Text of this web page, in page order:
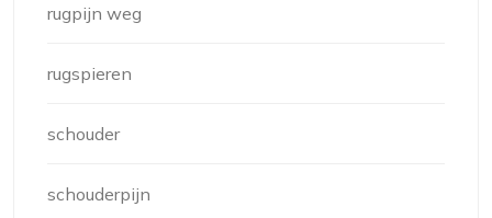
rugpijn weg
rugspieren
schouder
schouderpijn